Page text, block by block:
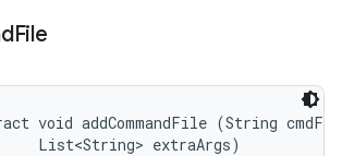
File
void addCommandFile (String
List<String> extraArgs)